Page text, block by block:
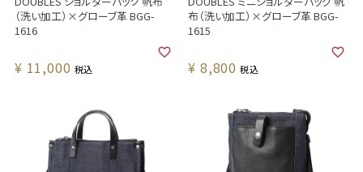
（洗い加工）×グローブ革 BGG-
1616
¥ 11,000 税込
布（洗い加工）×グローブ革 BGG-
1615
¥ 8,800 税込